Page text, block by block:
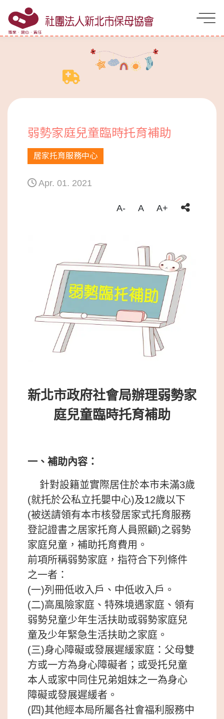
弱勢家庭兒童臨時托育補助
居家托育服務中心
Apr. 01. 2021
A- A A+
新北市政府社會局辦理弱勢家
庭兒童臨時托育補助
一、補助內容：
針對設籍並實際居住於本市未滿3歲
(就托於公私立托嬰中心)及12歲以下
(被送請領有本市核發居家式托育服務
登記證書之居家托育人員照顧)之弱勢
家庭兒童，補助托育費用。
前項所稱弱勢家庭，指符合下列條件
之一者：
(一)列冊低收入戶、中低收入戶。
(二)高風險家庭、特殊境遇家庭、領有
弱勢兒童少年生活扶助或弱勢家庭兒
童及少年緊急生活扶助之家庭。
(三)身心障礙或發展遲緩家庭：父母雙
方或一方為身心障礙者；或受托兒童
本人或家中同住兄弟姐妹之一為身心
障礙或發展遲緩者。
(四)其他經本局所屬各社會福利服務中